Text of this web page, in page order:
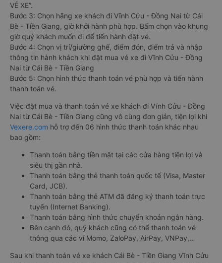
VÉ XE”.
Bước 3: Chọn hãng xe khách đi Vĩnh Cửu - Đồng Nai từ Cái
Bè - Tiền Giang, giờ khởi hành phù hợp. Bấm chọn vào khung
giờ quý khách muốn đi để tiến hành đặt vé.
Bước 4: Chọn vị trí/giường ghế, điểm đón, điểm trả và nhập
thông tin hành khách khi đặt mua vé xe đi Vĩnh Cửu - Đồng
Nai từ Cái Bè - Tiền Giang
Bước 5: Chọn hình thức thanh toán vé phù hợp và tiến hành
thanh toán vé.
Việc đặt mua và thanh toán vé xe khách đi Vĩnh Cửu - Đồng
Nai từ Cái Bè - Tiền Giang cũng vô cùng đơn giản, tiện lợi khi
Vexere.com hỗ trợ đến 06 hình thức thanh toán khác nhau
bao gồm:
Thanh toán bằng tiền mặt tại các cửa hàng tiện lợi và
siêu thị gần nhà.
Thanh toán bằng thẻ thanh toán quốc tế (Visa, Master
Card, JCB).
Thanh toán bằng thẻ ATM đã đăng ký thanh toán trực
tuyến (Internet Banking).
Thanh toán bằng hình thức chuyển khoản ngân hàng.
Bên cạnh đó, quý khách cũng có thể thanh toán vé
thông qua các ví Momo, ZaloPay, AirPay, VNPay,…
Sau khi thanh toán vé xe khách Cái Bè - Tiền Giang Vĩnh Cửu